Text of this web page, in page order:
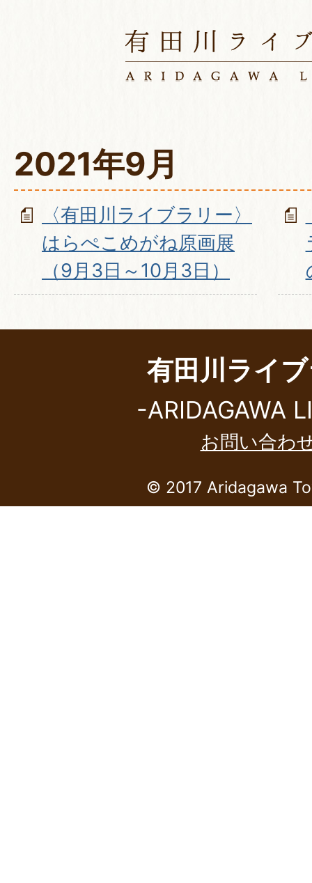
2021年9月
〈有田川ライブラリー〉
はらぺこめがね原画展
（9月3日～10月3日）
有田川ライ
-ARIDAGAWA
お問い合わ
© 2017 Aridagawa